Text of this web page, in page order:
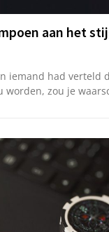
aan het
iemand had verteld
worden, zou je